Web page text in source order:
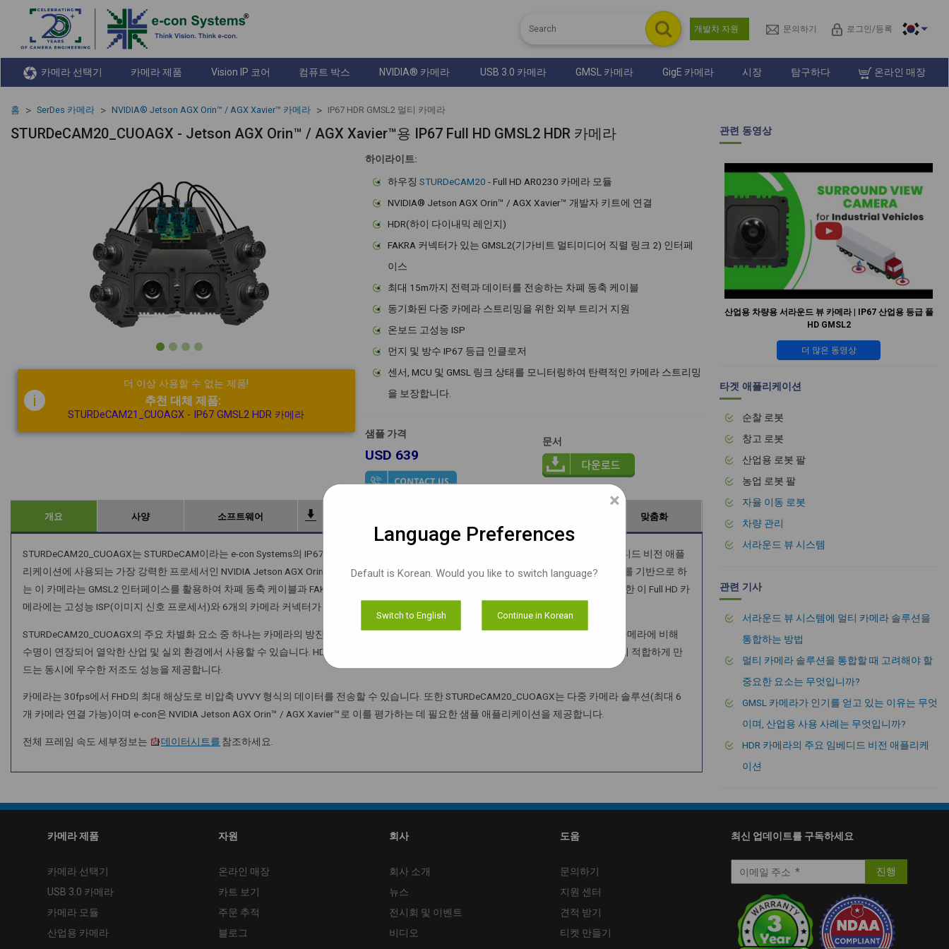
개발차 자원 문의하기 로그인/등록
카메라 선택기 카메라 제품 Vision IP 코어 컴퓨트 박스 NVIDIA® 카메라 USB 3.0 카메라 GMSL 카메라 GigE 카메라 시장 탐구하다 온라인 매장
홈 SerDes 카메라 NVIDIA® Jetson AGX Orin™ / AGX Xavier™ 카메라 IP67 HDR GMSL2 멀티 카메라
STURDeCAM20_CUOAGX - Jetson AGX Orin™ / AGX Xavier™용 IP67 Full HD GMSL2 HDR 카메라
i
더 이상 사용할 수 없는 제품!
추천 대체 제품:
STURDeCAM21_CUOAGX - IP67 GMSL2 HDR 카메라
하이라이트:
하우징 STURDeCAM20 - Full HD AR0230 카메라 모듈
NVIDIA® Jetson AGX Orin™ / AGX Xavier™ 개발자 키트에 연결
HDR(하이 다이내믹 레인지)
FAKRA 커넥터가 있는 GMSL2(기가비트 멀티미디어 직렬 링크 2) 인터페
이스
최대 15m까지 전력과 데이터를 전송하는 차폐 동축 케이블
동기화된 다중 카메라 스트리밍을 위한 외부 트리거 지원
온보드 고성능 ISP
먼지 및 방수 IP67 등급 인클로저
센서, MCU 및 GMSL 링크 상태를 모니터링하여 탄력적인 카메라 스트리밍
을 보장합니다.
샘플 가격
USD 639
문서
개요 사양 소프트웨어 맞춤화
STURDeCAM20_CUOAGX는 STURDeCAM이라는 e-con Systems의 IP67 등급 카메라 시리즈의 일부인 GMSL2 HDR 카메라입니다. 오늘날 임베디드 비전 애플
리케이션에 사용되는 가장 강력한 프로세서인 NVIDIA Jetson AGX Orin™ / AGX Xavier™를 사용하여 쉽게 평가할 수 있습니다. AR0230AT 센서를 기반으로 하
는 이 카메라는 GMSL2 인터페이스를 활용하여 차폐 동축 케이블과 FAKRA 커넥터를 사용하여 최대 15미터 거리까지 데이터를 전송합니다. 또한 이 Full HD 카
메라에는 고성능 ISP(이미지 신호 프로세서)와 6개의 카메라 커넥터가 있는 GMSL 디시리얼라이저 보드가 함께 제공됩니다.
STURDeCAM20_CUOAGX의 주요 차별화 요소 중 하나는 카메라의 방진 및 방수 기능을 제공하는 IP67 등급 인클로저입니다. 이를 통해 일반 카메라에 비해
수명이 연장되어 열악한 산업 및 실외 환경에서 사용할 수 있습니다. HDR 기능은 또한 이 장거리 카메라를 밝은 실외 조명 조건에서 사용하기에 적합하게 만
드는 동시에 우수한 저조도 성능을 제공합니다.
카메라는 30fps에서 FHD의 최대 해상도로 비압축 UYVY 형식의 데이터를 전송할 수 있습니다. 또한 STURDeCAM20_CUOAGX는 다중 카메라 솔루션(최대 6
개 카메라 연결 가능)이며 e-con은 NVIDIA Jetson AGX Orin™ / AGX Xavier™로 이를 평가하는 데 필요한 샘플 애플리케이션을 제공합니다.
전체 프레임 속도 세부정보는 데이터시트를 참조하세요.
관련 동영상
산업용 차량용 서라운드 뷰 카메라 | IP67 산업용 등급 풀
HD GMSL2
더 많은 동영상
타겟 애플리케이션
순찰 로봇
창고 로봇
산업용 로봇 팔
농업 로봇 팔
자율 이동 로봇
차량 관리
서라운드 뷰 시스템
관련 기사
서라운드 뷰 시스템에 멀티 카메라 솔루션을
통합하는 방법
멀티 카메라 솔루션을 통합할 때 고려해야 할
중요한 요소는 무엇입니까?
GMSL 카메라가 인기를 얻고 있는 이유는 무엇
이며, 산업용 사용 사례는 무엇입니까?
HDR 카메라의 주요 임베디드 비전 애플리케
이션
카메라 제품
카메라 선택기
USB 3.0 카메라
카메라 모듈
산업용 카메라
자원
온라인 매장
카트 보기
주문 추적
블로그
회사
회사 소개
뉴스
전시회 및 이벤트
비디오
도움
문의하기
지원 센터
견적 받기
티켓 만들기
최신 업데이트를 구독하세요
×
Language Preferences
Default is Korean. Would you like to switch language?
Switch to English Continue in Korean